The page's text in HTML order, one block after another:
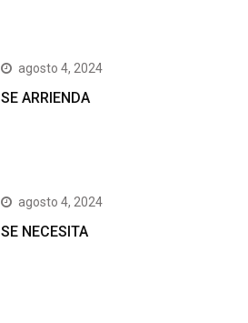
agosto 4, 2024
SE ARRIENDA
agosto 4, 2024
SE NECESITA